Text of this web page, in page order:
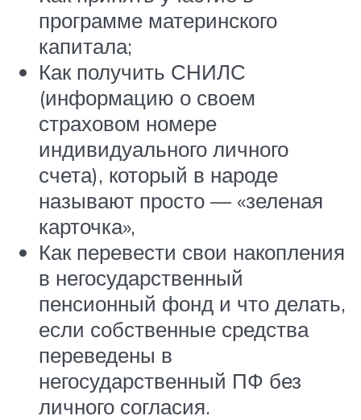
программе материнского
капитала;
Как получить СНИЛС
(информацию о своем
страховом номере
индивидуального личного
счета), который в народе
называют просто — «зеленая
карточка»,
Как перевести свои накопления
в негосударственный
пенсионный фонд и что делать,
если собственные средства
переведены в
негосударственный ПФ без
личного согласия.